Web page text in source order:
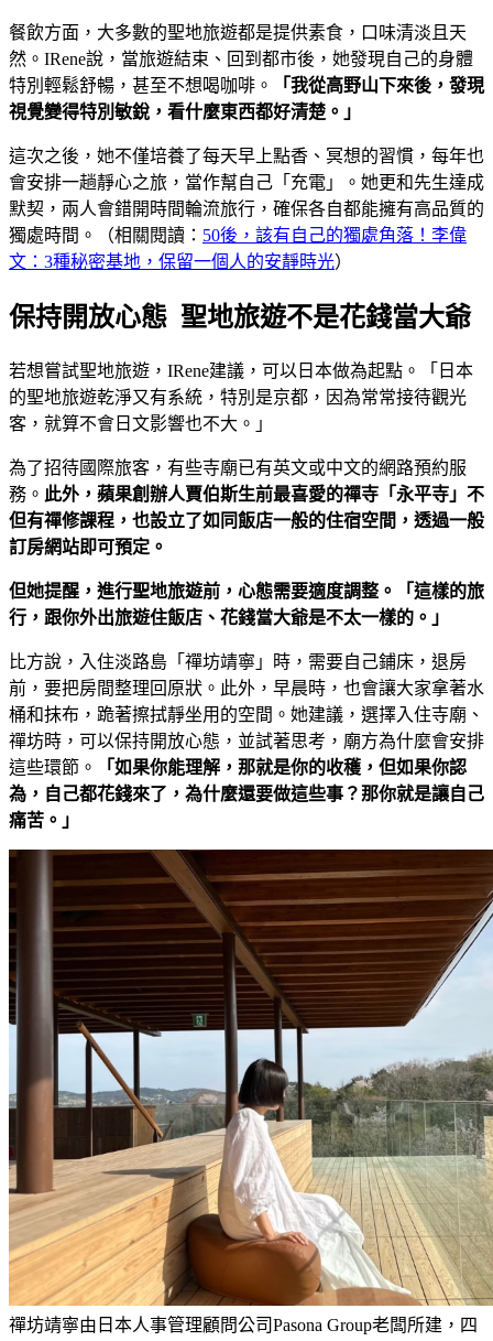
餐飲方面，大多數的聖地旅遊都是提供素食，口味清淡且天
然。IRene說，當旅遊結束、回到都市後，她發現自己的身體
特別輕鬆舒暢，甚至不想喝咖啡。
「我從高野山下來後，發現
視覺變得特別敏銳，看什麼東西都好清楚。」
這次之後，她不僅培養了每天早上點香、冥想的習慣，每年也
會安排一趟靜心之旅，當作幫自己「充電」。她更和先生達成
默契，兩人會錯開時間輪流旅行，確保各自都能擁有高品質的
獨處時間。（相關閱讀： 50後，該有自己的獨處角落！李偉
文：3種秘密基地，保留一個人的安靜時光）
保持開放心態 聖地旅遊不是花錢當大爺
若想嘗試聖地旅遊，IRene建議，可以日本做為起點。「日本
的聖地旅遊乾淨又有系統，特別是京都，因為常常接待觀光
客，就算不會日文影響也不大。」
為了招待國際旅客，有些寺廟已有英文或中文的網路預約服
務。 此外，蘋果創辦人賈伯斯生前最喜愛的禪寺「永平寺」不
但有禪修課程，也設立了如同飯店一般的住宿空間，透過一般
訂房網站即可預定。
但她提醒，進行聖地旅遊前，心態需要適度調整。「這樣的旅
行，跟你外出旅遊住飯店、花錢當大爺是不太一樣的。」
比方說，入住淡路島「禪坊靖寧」時，需要自己鋪床，退房
前，要把房間整理回原狀。此外，早晨時，也會讓大家拿著水
桶和抹布，跪著擦拭靜坐用的空間。她建議，選擇入住寺廟、
禪坊時，可以保持開放心態，並試著思考，廟方為什麼會安排
這些環節。
「如果你能理解，那就是你的收穫，但如果你認
為，自己都花錢來了，為什麼還要做這些事？那你就是讓自己
痛苦。」
禪坊靖寧由日本人事管理顧問公司Pasona Group老闆所建，四